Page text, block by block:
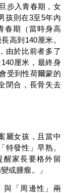
步入青春期，女
孩則在3至5年內
春期（當時身高
高到140厘米。
由於比前者多了
厘米，最終身
受到性荷爾蒙的
閉合，長骨失去
屬女孩，且當中
特發性」早熟。
醒家長要格外留
或腫瘤。」
與「周邊性」兩